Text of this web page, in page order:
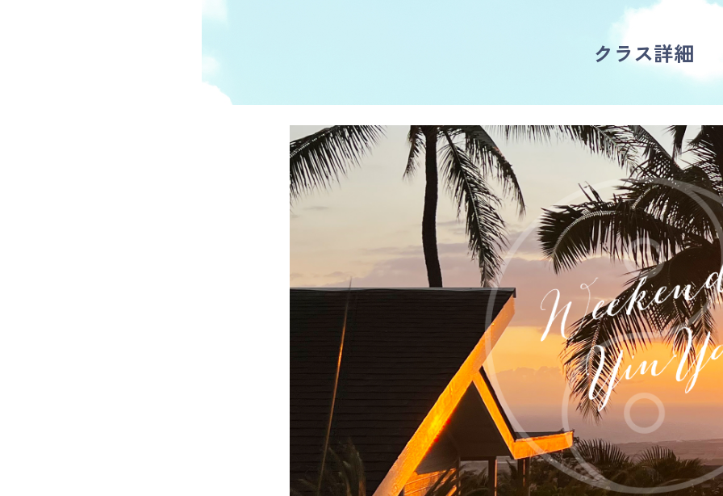
クラス詳細